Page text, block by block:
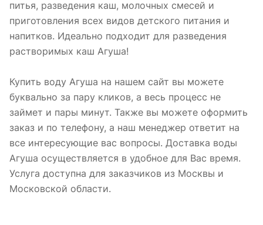
питья, разведения каш, молочных смесей и
приготовления всех видов детского питания и
напитков. Идеально подходит для разведения
растворимых каш Агуша!
Купить воду Агуша на нашем сайт вы можете
буквально за пару кликов, а весь процесс не
займет и пары минут. Также вы можете оформить
заказ и по телефону, а наш менеджер ответит на
все интересующие вас вопросы. Доставка воды
Агуша осуществляется в удобное для Вас время.
Услуга доступна для заказчиков из Москвы и
Московской области.